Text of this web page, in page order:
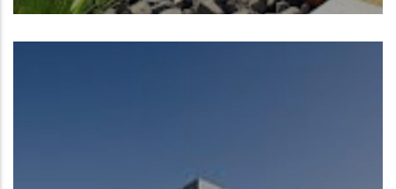
Centro Oceanográfico de Canarias del
Instituto Español de Oceanografía, (IEO,